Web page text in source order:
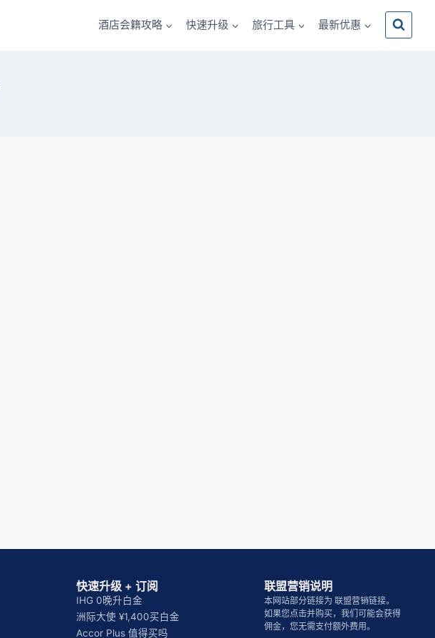
酒店会籍攻略 快速升级 旅行工具 最新优惠
快速升级 + 订阅
IHG 0晚升白金
洲际大使 ¥1,400买白金
Accor Plus 值得买吗
联盟营销说明
本网站部分链接为 联盟营销链接。
如果您点击并购买，我们可能会获得
佣金，您无需支付额外费用。